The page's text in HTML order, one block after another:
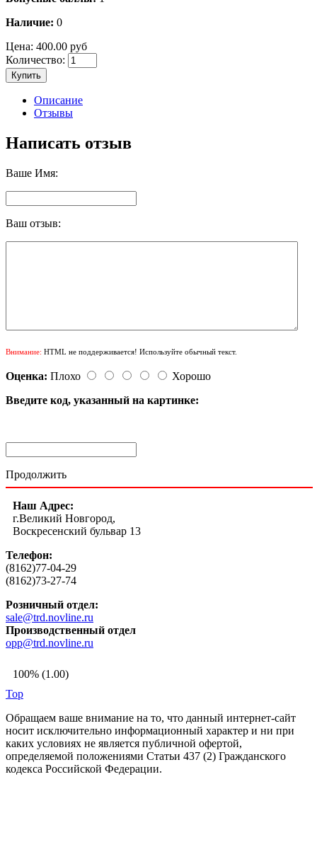
Наличие: 0
Цена: 400.00 руб
Количество:
Купить
Описание
Отзывы
Написать отзыв
Ваше Имя:
Ваш отзыв:
Внимание: HTML не поддерживается! Используйте обычный текст.
Оценка: Плохо
Хорошо
Введите код, указанный на картинке:
Продолжить
Наш Адрес:
г.Великий Новгород,
Воскресенский бульвар 13
Телефон:
(8162)77-04-29
(8162)73-27-74
Розничный отдел:
sale@trd.novline.ru
Производственный отдел
opp@trd.novline.ru
100% (1.00)
Top
Обращаем ваше внимание на то, что данный интернет-сайт
носит исключительно информационный характер и ни при
каких условиях не является публичной офертой,
определяемой положениями Статьи 437 (2) Гражданского
кодекса Российской Федерации.